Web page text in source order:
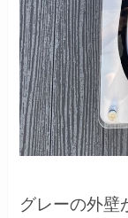
グレーの外壁